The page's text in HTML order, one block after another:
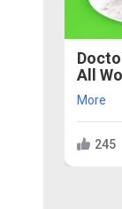
All
More
245